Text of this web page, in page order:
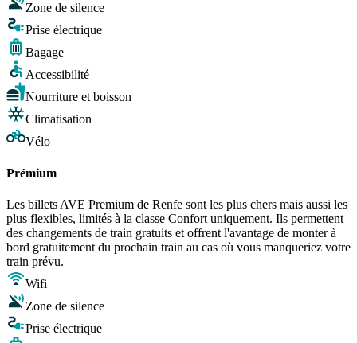
Zone de silence
Prise électrique
Bagage
Accessibilité
Nourriture et boisson
Climatisation
Vélo
Prémium
Les billets AVE Premium de Renfe sont les plus chers mais aussi les
plus flexibles, limités à la classe Confort uniquement. Ils permettent
des changements de train gratuits et offrent l'avantage de monter à
bord gratuitement du prochain train au cas où vous manqueriez votre
train prévu.
Wifi
Zone de silence
Prise électrique